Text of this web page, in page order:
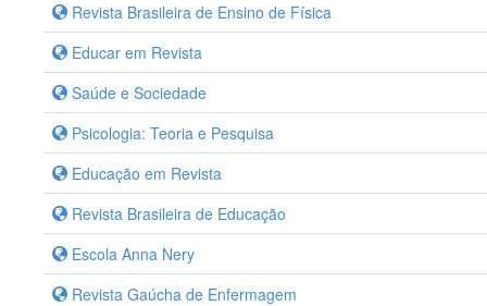
Revista Brasileira de Ensino de Física
Educar em Revista
Saúde e Sociedade
Psicologia: Teoria e Pesquisa
Educação em Revista
Revista Brasileira de Educação
Escola Anna Nery
Revista Gaúcha de Enfermagem